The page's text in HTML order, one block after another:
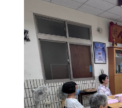
【一分
一分鐘